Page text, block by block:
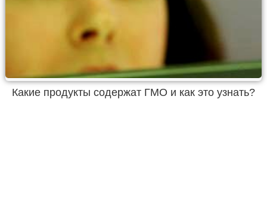
Какие продукты содержат ГМО и как это узнать?